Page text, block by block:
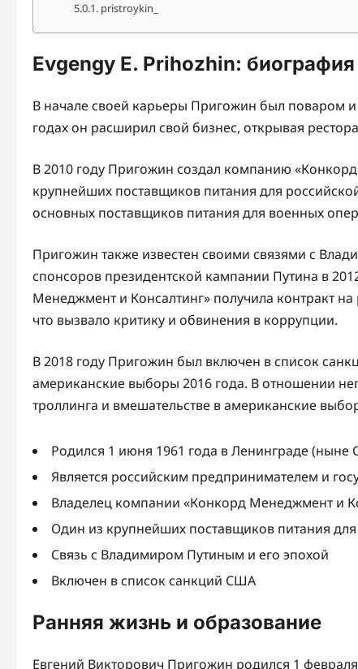
pristroykin_
Evgengy E. Prihozhin: биография
В начале своей карьеры Пригожин был поваром и
годах он расширил свой бизнес, открывая
В 2010 году Пригожин создал компанию
крупнейших поставщиков питания для
основных поставщиков питания для военных
Пригожин также известен своими связями с
спонсоров президентской кампании Путина в
Менеджмент и Консалтинг» получила контракт
что вызвало критику и обвинения в коррупции.
В 2018 году Пригожин был включен в список
американские выборы 2016 года. В отношении
троллинга и вмешательстве в американские
Родился 1 июня 1961 года в Ленинграде (ныне
Является российским предпринимателем и
Владелец компании «Конкорд Менеджмент и
Один из крупнейших поставщиков питания
Связь с Владимиром Путиным и его эпохой
Включен в список санкций США
Ранняя жизнь и образование
Евгений Викторович Пригожин родился 1